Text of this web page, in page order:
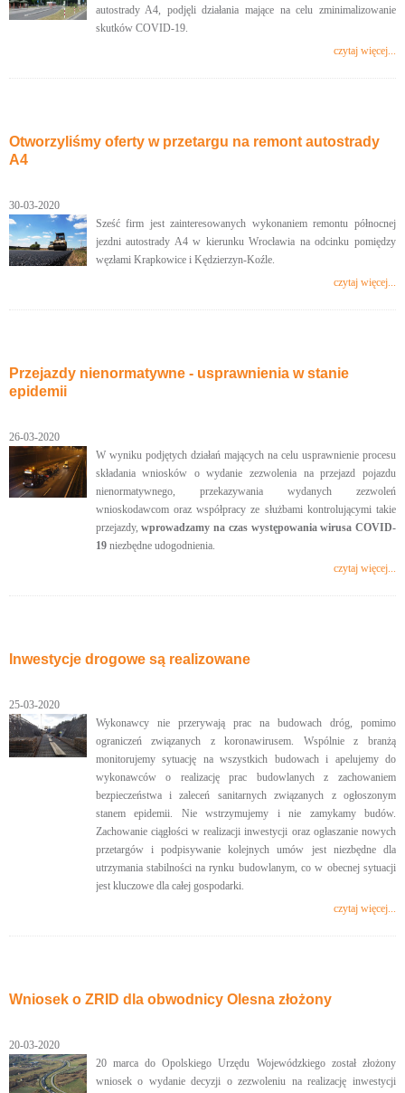
autostrady A4, podjęli działania mające na celu zminimalizowanie
skutków COVID-19.
czytaj więcej...
Otworzyliśmy oferty w przetargu na remont autostrady
A4
30-03-2020
Sześć firm jest zainteresowanych wykonaniem remontu północnej
jezdni autostrady A4 w kierunku Wrocławia na odcinku pomiędzy
węzłami Krapkowice i Kędzierzyn-Koźle.
czytaj więcej...
Przejazdy nienormatywne - usprawnienia w stanie
epidemii
26-03-2020
W wyniku podjętych działań mających na celu usprawnienie procesu
składania wniosków o wydanie zezwolenia na przejazd pojazdu
nienormatywnego, przekazywania wydanych zezwoleń
wnioskodawcom oraz współpracy ze służbami kontrolującymi takie
przejazdy,wprowadzamy na czas występowania wirusa COVID-
19niezbędne udogodnienia.
czytaj więcej...
Inwestycje drogowe są realizowane
25-03-2020
Wykonawcy nie przerywają prac na budowach dróg, pomimo
ograniczeń związanych z koronawirusem. Wspólnie z branżą
monitorujemy sytuację na wszystkich budowach i apelujemy do
wykonawców o realizację prac budowlanych z zachowaniem
bezpieczeństwa i zaleceń sanitarnych związanych z ogłoszonym
stanem epidemii. Nie wstrzymujemy i nie zamykamy budów.
Zachowanie ciągłości w realizacji inwestycji oraz ogłaszanie nowych
przetargów i podpisywanie kolejnych umów jest niezbędne dla
utrzymania stabilności na rynku budowlanym, co w obecnej sytuacji
jest kluczowe dla całej gospodarki.
czytaj więcej...
Wniosek o ZRID dla obwodnicy Olesna złożony
20-03-2020
20 marca do Opolskiego Urzędu Wojewódzkiego został złożony
wniosek o wydanie decyzji o zezwoleniu na realizację inwestycji